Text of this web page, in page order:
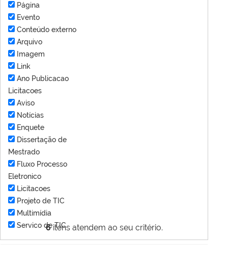
6itens atendem ao seu critério.
Página
Evento
Conteúdo externo
Arquivo
Imagem
Link
Ano Publicacao
Licitacoes
Aviso
Notícias
Enquete
Dissertação de
Mestrado
Fluxo Processo
Eletronico
Licitacoes
Projeto de TIC
Multimídia
Servico de TIC